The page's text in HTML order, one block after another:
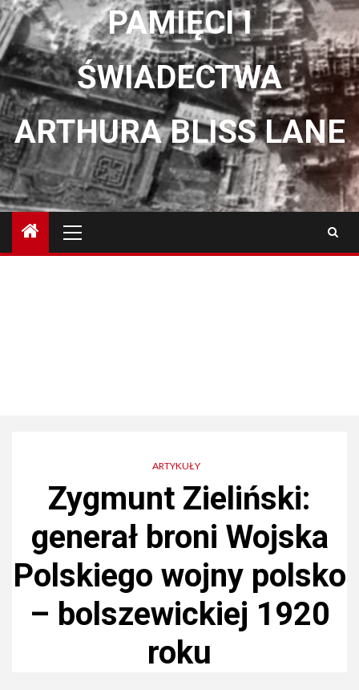
PAMIĘCI I
ŚWIADECTWA
ARTHURA BLISS LANE
główne
ARTYKUŁY
Zygmunt Zieliński:
generał broni Wojska
Polskiego wojny polsko
– bolszewickiej 1920
roku